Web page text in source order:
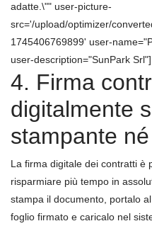
adatte.\"" user-picture-
src='/upload/optimizer/
1745406769899' user-
user-description="SunPark Srl"]
4. Firma
digitalmente
stampante
La firma digitale dei contratti è
risparmiare più tempo in
stampa il documento, portalo
foglio firmato e caricalo nel